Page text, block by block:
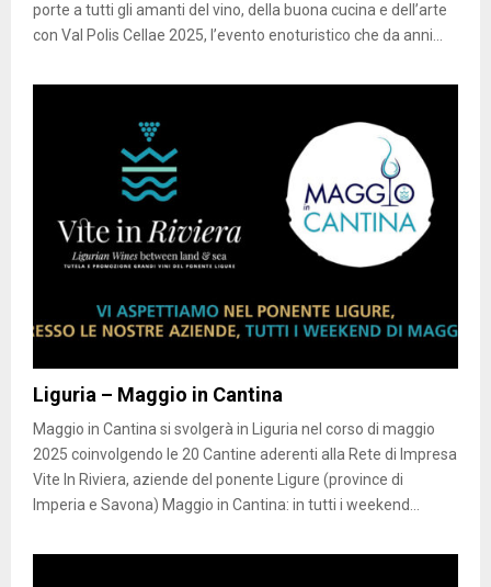
porte a tutti gli amanti del vino, della buona cucina e dell’arte
con Val Polis Cellae 2025, l’evento enoturistico che da anni...
Liguria – Maggio in Cantina
Maggio in Cantina si svolgerà in Liguria nel corso di maggio
2025 coinvolgendo le 20 Cantine aderenti alla Rete di Impresa
Vite In Riviera, aziende del ponente Ligure (province di
Imperia e Savona) Maggio in Cantina: in tutti i weekend...